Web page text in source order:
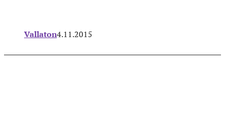
Vallaton4.11.2015